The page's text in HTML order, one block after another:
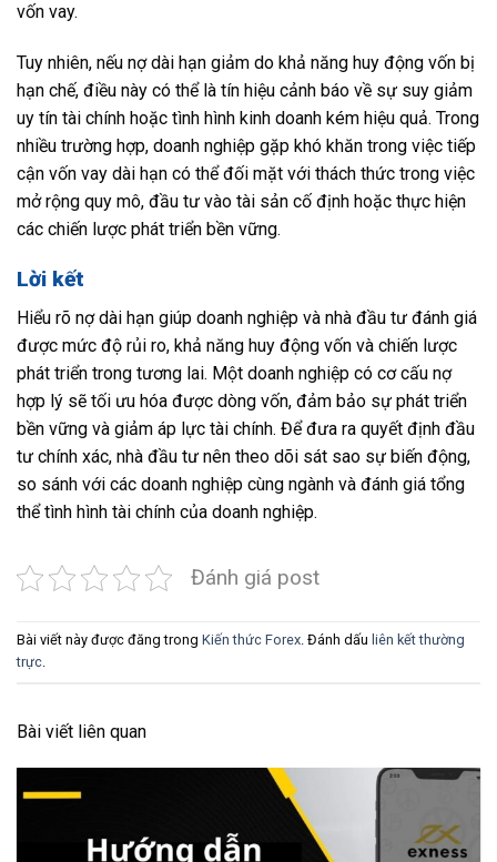
vốn vay.
Tuy nhiên, nếu nợ dài hạn giảm do khả năng huy động vốn bị
hạn chế, điều này có thể là tín hiệu cảnh báo về sự suy giảm
uy tín tài chính hoặc tình hình kinh doanh kém hiệu quả. Trong
nhiều trường hợp, doanh nghiệp gặp khó khăn trong việc tiếp
cận vốn vay dài hạn có thể đối mặt với thách thức trong việc
mở rộng quy mô, đầu tư vào tài sản cố định hoặc thực hiện
các chiến lược phát triển bền vững.
Lời kết
Hiểu rõ nợ dài hạn giúp doanh nghiệp và nhà đầu tư đánh giá
được mức độ rủi ro, khả năng huy động vốn và chiến lược
phát triển trong tương lai. Một doanh nghiệp có cơ cấu nợ
hợp lý sẽ tối ưu hóa được dòng vốn, đảm bảo sự phát triển
bền vững và giảm áp lực tài chính. Để đưa ra quyết định đầu
tư chính xác, nhà đầu tư nên theo dõi sát sao sự biến động,
so sánh với các doanh nghiệp cùng ngành và đánh giá tổng
thể tình hình tài chính của doanh nghiệp.
Đánh giá post
Bài viết này được đăng trong Kiến thức Forex . Đánh dấu liên kết thường
trực
Bài viết liên quan